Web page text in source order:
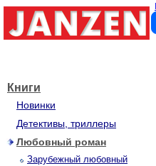
Книги
Новинки
Детективы, триллеры
Любовный роман
Зарубежный любовный